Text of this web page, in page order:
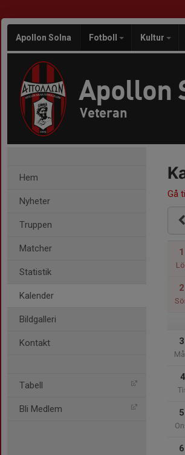
Apollon Solna Fotboll Kultur
Apollon
Veteran
Hem
Nyheter
Truppen
Matcher
Statistik
Kalender
Bildgalleri
Kontakt
Tabell
Bli Medlem
Gå
1
2
3
4
5
6